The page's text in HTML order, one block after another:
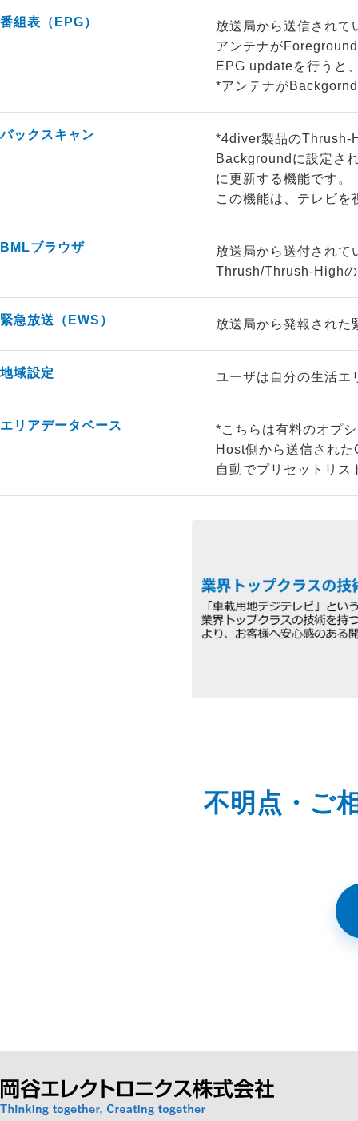
番組表（EPG）
放送局から送信されて
アンテナが
EPG updateを行うと
*アンテナが
バックスキャン
*4diver製品のThrush-
Backgroundに設定さ
に更新する機能です。
この機能は、テレビ
BMLブラウザ
放送局から送付されて
Thrush/Thrush-Highの
緊急放送（EWS） 放送局から発報された
地域設定 ユーザは自分の生活エ
エリアデータベース
*こちらは有料のオプ
Host側から送信され
自動でプリセットリス
不明点・ご